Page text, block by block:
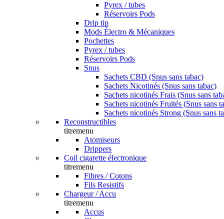
Pyrex / tubes
Réservoirs Pods
Drip tip
Mods Électro & Mécaniques
Pochettes
Pyrex / tubes
Réservoirs Pods
Snus
Sachets CBD (Snus sans tabac)
Sachets Nicotinés (Snus sans tabac)
Sachets nicotinés Frais (Snus sans
Sachets nicotinés Fruités (Snus sans
Sachets nicotinés Strong (Snus sans
Reconstructibles
titremenu
Atomiseurs
Drippers
Coil cigarette électronique
titremenu
Fibres / Cotons
Fils Resistifs
Chargeur / Accu
titremenu
Accus